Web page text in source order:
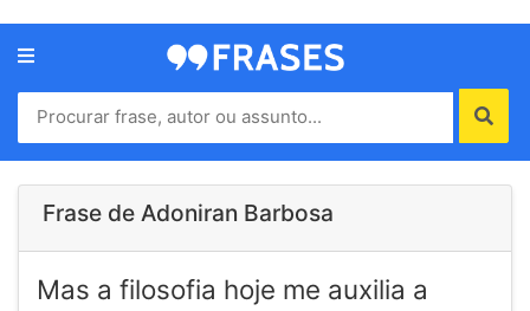
Menu
Home
Autores
de
Frase de Adoniran Barbosa
Mas a filosofia hoje me auxilia a